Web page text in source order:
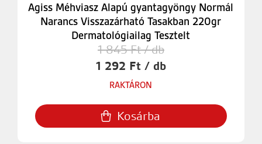
Agiss Méhviasz Alapú gyantagyöngy Normál
Narancs Visszazárható Tasakban 220gr
Dermatológiailag Tesztelt
1 845 Ft / db
1 292 Ft / db
RAKTÁRON
Kosárba